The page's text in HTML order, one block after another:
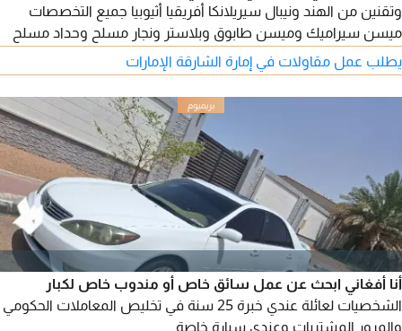
وتقنين من الهند ونيبال سيريلانكا أفريقيا أثيوبيا جميع التخصصات
ميسن سيراميك وميسن طابوق وبلاستر ونجار مسلح وحداد مسلح
ومساعدين
يطلب عمل مقاولات في إمارة الشارقة الإمارات
أنا أفغاني ابحث عن عمل سائق خاص أو مندوب خاص لكبار
الشخصيات لعائلة عندي خبرة 25 سنة في تخليص المعاملات الحكومي
والمرور المشتريات وعندي سيارة خاصة